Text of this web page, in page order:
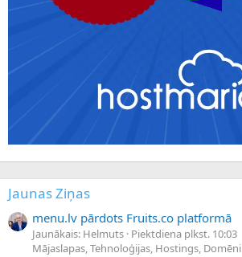
Jaunas Ziņas
menu.lv pārdots Fruits.co platformā
Jaunākais: Helmuts Piektdiena plkst. 10:03
Mājaslapas, Tehnoloģijas, Hostings, Domēni